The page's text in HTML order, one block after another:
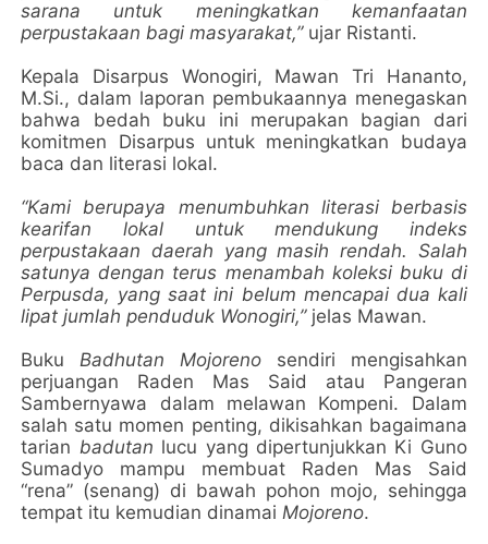
sarana untuk meningkatkan kemanfaatan
perpustakaan bagi masyarakat,”ujar Ristanti.
Kepala Disarpus Wonogiri, Mawan Tri Hananto,
M.Si., dalam laporan pembukaannya menegaskan
bahwa bedah buku ini merupakan bagian dari
komitmen Disarpus untuk meningkatkan budaya
baca dan literasi lokal.
“Kami berupaya menumbuhkan literasi berbasis
kearifan lokal untuk mendukung indeks
perpustakaan daerah yang masih rendah. Salah
satunya dengan terus menambah koleksi buku di
Perpusda, yang saat ini belum mencapai dua kali
lipat jumlah penduduk Wonogiri,”jelas Mawan.
BukuBadhutan Mojoreno sendiri mengisahkan
perjuangan Raden Mas Said atau Pangeran
Sambernyawa dalam melawan Kompeni. Dalam
salah satu momen penting, dikisahkan bagaimana
tarian badutan lucu yang dipertunjukkan Ki Guno
Sumadyo mampu membuat Raden Mas Said
“rena” (senang) di bawah pohon mojo, sehingga
tempat itu kemudian dinamaiMojoreno.